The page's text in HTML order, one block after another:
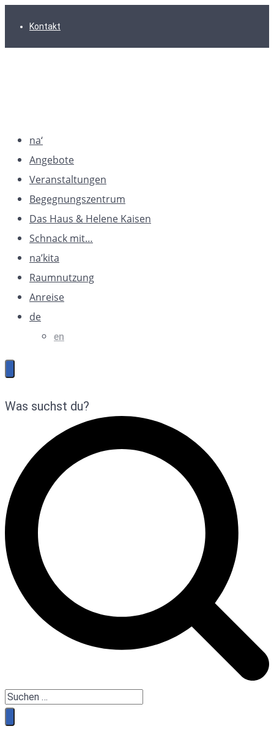
Hauptnavigation
Inhalt
FooterKontakt
na‘
Angebote
Veranstaltungen
Begegnungszentrum
Das Haus & Helene Kaisen
Schnack mit…
na’kita
Raumnutzung
Anreise
de
en
Was suchst du?